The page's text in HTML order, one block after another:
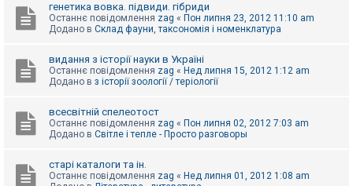
генетика вовка. підвиди. гібриди
Останнє повідомлення zag « Пон липня 23, 2012 11:10 am
Додано в Склад фауни, таксономія і номенклатура
видання з історії науки в Україні
Останнє повідомлення zag « Нед липня 15, 2012 1:12 am
Додано в з історії зоології / теріології
всесвітній спелеотост
Останнє повідомлення zag « Пон липня 02, 2012 7:03 am
Додано в Світле і тепле - Просто разговоры
старі каталоги та ін.
Останнє повідомлення zag « Нед липня 01, 2012 1:08 am